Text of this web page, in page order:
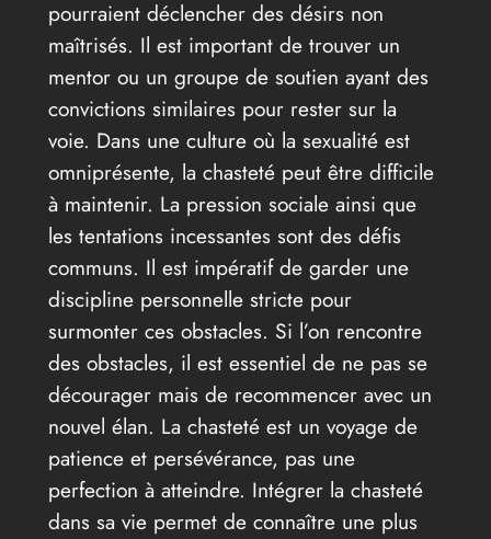
pourraient déclencher des désirs non
maîtrisés. Il est important de trouver un
mentor ou un groupe de soutien ayant des
convictions similaires pour rester sur la
voie. Dans une culture où la sexualité est
omniprésente, la chasteté peut être difficile
à maintenir. La pression sociale ainsi que
les tentations incessantes sont des défis
communs. Il est impératif de garder une
discipline personnelle stricte pour
surmonter ces obstacles. Si l’on rencontre
des obstacles, il est essentiel de ne pas se
décourager mais de recommencer avec un
nouvel élan. La chasteté est un voyage de
patience et persévérance, pas une
perfection à atteindre. Intégrer la chasteté
dans sa vie permet de connaître une plus